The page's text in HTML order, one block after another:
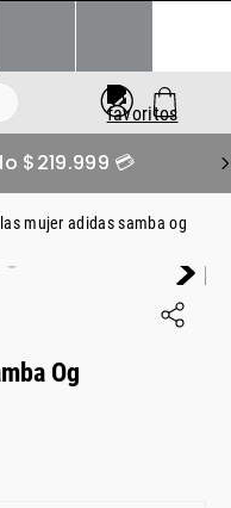
$219.999 💳
mujer adidas samba og
Og